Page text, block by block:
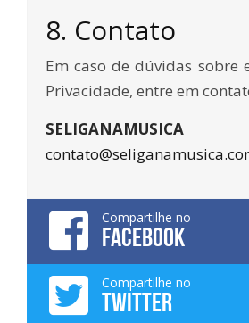
8. Contato
Em caso de dúvidas sobre
Privacidade, entre em
SELIGANAMUSICA
Compartilhe no
FACEBOOK
Compartilhe no
TWITTER